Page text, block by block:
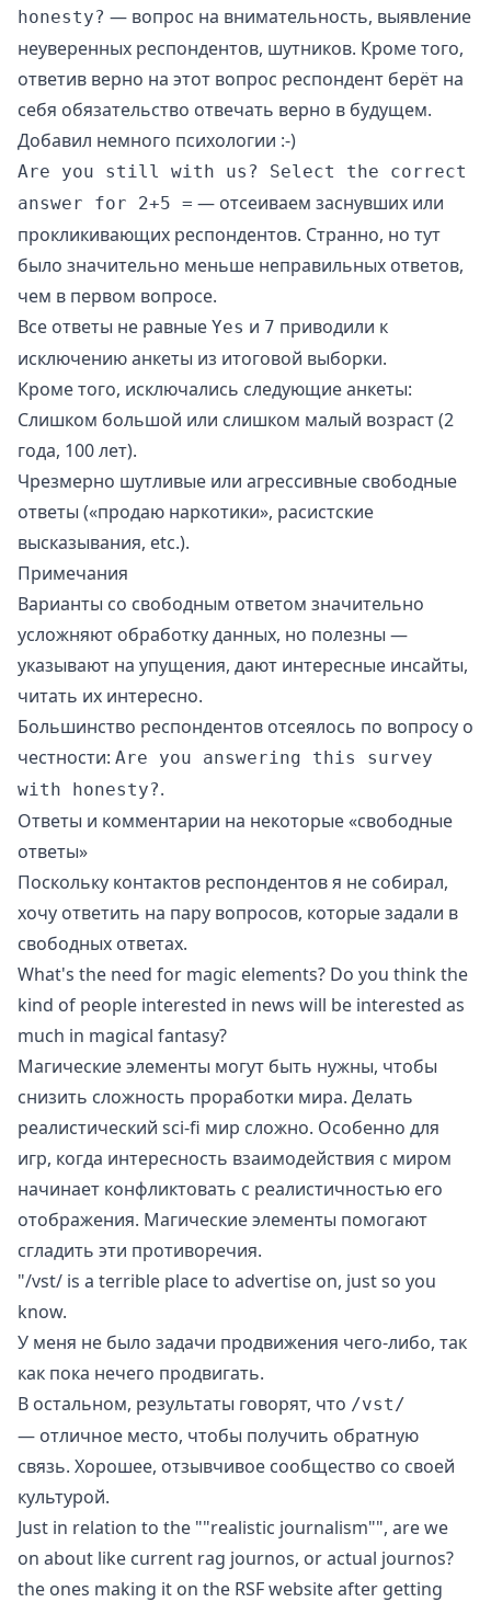
honesty? — вопрос на внимательность, выявление
неуверенных респондентов, шутников. Кроме того,
ответив верно на этот вопрос респондент берёт на
себя обязательство отвечать верно в будущем.
Добавил немного психологии :-)
Are you still with us? Select the correct
answer for 2+5 = — отсеиваем заснувших или
прокликивающих респондентов. Странно, но тут
было значительно меньше неправильных ответов,
чем в первом вопросе.
Все ответы не равные Yes и 7 приводили к
исключению анкеты из итоговой выборки.
Кроме того, исключались следующие анкеты:
Слишком большой или слишком малый возраст (2
года, 100 лет).
Чрезмерно шутливые или агрессивные свободные
ответы («продаю наркотики», расистские
высказывания, etc.).
Примечания
Варианты со свободным ответом значительно
усложняют обработку данных, но полезны —
указывают на упущения, дают интересные инсайты,
читать их интересно.
Большинство респондентов отсеялось по вопросу о
честности: Are you answering this survey
with honesty?.
Ответы и комментарии на некоторые «свободные
ответы»
Поскольку контактов респондентов я не собирал,
хочу ответить на пару вопросов, которые задали в
свободных ответах.
What's the need for magic elements? Do you think the
kind of people interested in news will be interested as
much in magical fantasy?
Магические элементы могут быть нужны, чтобы
снизить сложность проработки мира. Делать
реалистический sci-fi мир сложно. Особенно для
игр, когда интересность взаимодействия с миром
начинает конфликтовать с реалистичностью его
отображения. Магические элементы помогают
сгладить эти противоречия.
"/vst/ is a terrible place to advertise on, just so you
know.
У меня не было задачи продвижения чего-либо, так
как пока нечего продвигать.
В остальном, результаты говорят, что /vst/
— отличное место, чтобы получить обратную
связь. Хорошее, отзывчивое сообщество со своей
культурой.
Just in relation to the ""realistic journalism"", are we
on about like current rag journos, or actual journos?
the ones making it on the RSF website after getting